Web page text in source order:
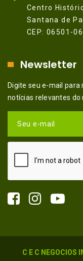
Centro
Santana de
CEP: 06501-
Newsletter
Digite seu e-mail
notícias relevantes do
Seu e-mail
C E C NEGOCIOS